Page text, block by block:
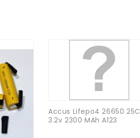
Accus Lifepo4 26650 25C
3.2v 2300 MAh A123